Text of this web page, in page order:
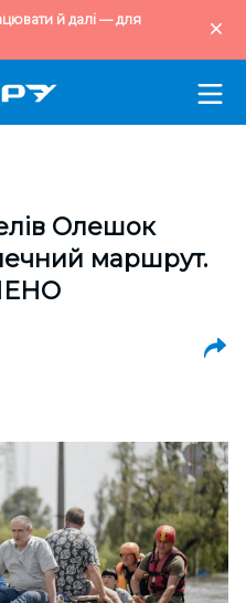
й далі — для
Олешок
маршрут.